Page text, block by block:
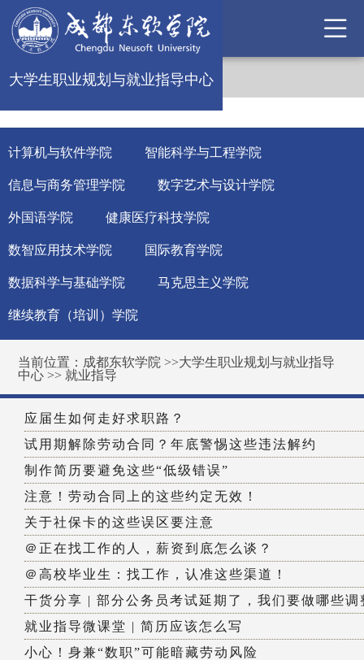
大学生职业规划与就业指导中心
计算机与软件学院 智能科学与工程学院
信息与商务管理学院 数字艺术与设计学院
外国语学院 健康医疗科技学院
数智应用技术学院 国际教育学院
数据科学与基础学院 马克思主义学院
继续教育（培训）学院
当前位置： 成都东软学院 >>大学生职业规划与就业指导
中心 >> 就业指导
应届生如何走好求职路？
试用期解除劳动合同？年底警惕这些违法解约
制作简历要避免这些“低级错误”
注意！劳动合同上的这些约定无效！
关于社保卡的这些误区要注意
＠正在找工作的人，薪资到底怎么谈？
＠高校毕业生：找工作，认准这些渠道！
干货分享 | 部分公务员考试延期了，我们要做哪些调
就业指导微课堂 | 简历应该怎么写
小心！身兼“数职”可能暗藏劳动风险